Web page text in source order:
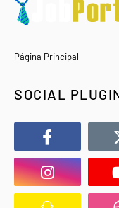
Página Principal
SOCIAL